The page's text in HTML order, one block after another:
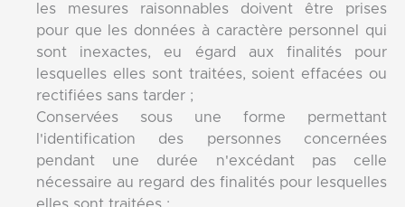
les mesures raisonnables doivent être prises
pour que les données à caractère personnel qui
sont inexactes, eu égard aux finalités pour
lesquelles elles sont traitées, soient effacées ou
rectifiées sans tarder ;
Conservées sous une forme permettant
l'identification des personnes concernées
pendant une durée n'excédant pas celle
nécessaire au regard des finalités pour lesquelles
elles sont traitées ;